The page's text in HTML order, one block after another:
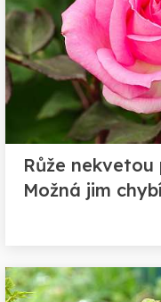
Růže
Možná jim